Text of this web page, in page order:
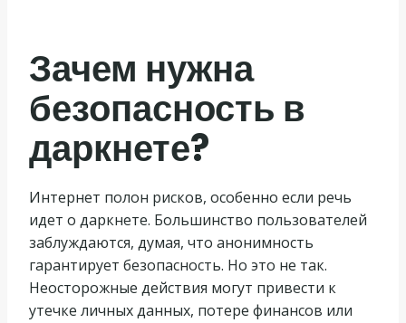
Зачем нужна
безопасность в
даркнете?
Интернет полон рисков, особенно если речь
идет о даркнете. Большинство пользователей
заблуждаются, думая, что анонимность
гарантирует безопасность. Но это не так.
Неосторожные действия могут привести к
утечке личных данных, потере финансов или